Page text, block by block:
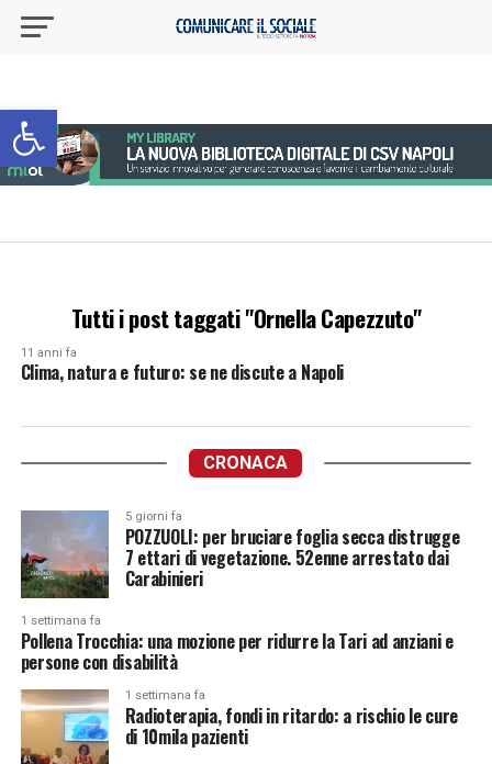
Apri la barra degli strumenti
Tutti i post taggati "Ornella Capezzuto"
11 anni fa
Clima, natura e futuro: se ne discute a Napoli
CRONACA
5 giorni fa
POZZUOLI: per bruciare foglia secca distrugge
7 ettari di vegetazione. 52enne arrestato dai
Carabinieri
1 settimana fa
Pollena Trocchia: una mozione per ridurre la Tari ad anziani e
persone con disabilità
1 settimana fa
Radioterapia, fondi in ritardo: a rischio le cure
di 10mila pazienti